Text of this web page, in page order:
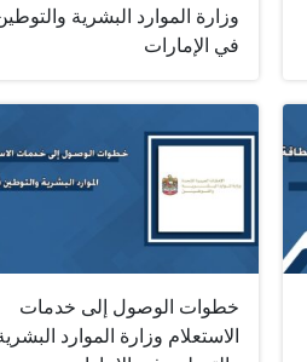
وزارة الموارد البشرية
في الإمارات
خطوات الوصول إلى خدمات
الاستعلام وزارة الموارد